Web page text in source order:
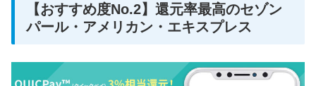
【おすすめ度No.2】還元率最高のセゾン
パール・アメリカン・エキスプレス